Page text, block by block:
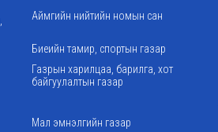
Аймгийн нийтийн номын сан
Биеийн тамир, спортын газар
Газрын харилцаа, барилга, хот
байгуулалтын газар
Мал эмнэлгийн газар